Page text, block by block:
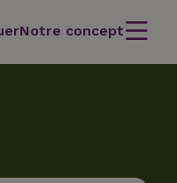
Notre concept